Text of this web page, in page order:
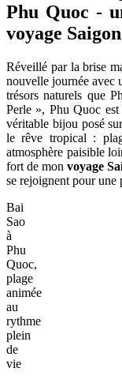
Phu Quoc -
voyage
Réveillé par la brise
nouvelle journée avec
trésors naturels que
Perle », Phu Quoc
véritable bijou posé
le rêve tropical :
atmosphère paisible
fort de monvoyage
se rejoignent pour une
Bai
Sao
à
Phu
Quoc,
plage
animée
au
rythme
plein
de
vie